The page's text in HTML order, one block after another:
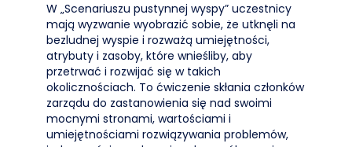
W „Scenariuszu pustynnej wyspy” uczestnicy
mają wyzwanie wyobrazić sobie, że utknęli na
bezludnej wyspie i rozważą umiejętności,
atrybuty i zasoby, które wnieśliby, aby
przetrwać i rozwijać się w takich
okolicznościach. To ćwiczenie skłania członków
zarządu do zastanowienia się nad swoimi
mocnymi stronami, wartościami i
umiejętnościami rozwiązywania problemów,